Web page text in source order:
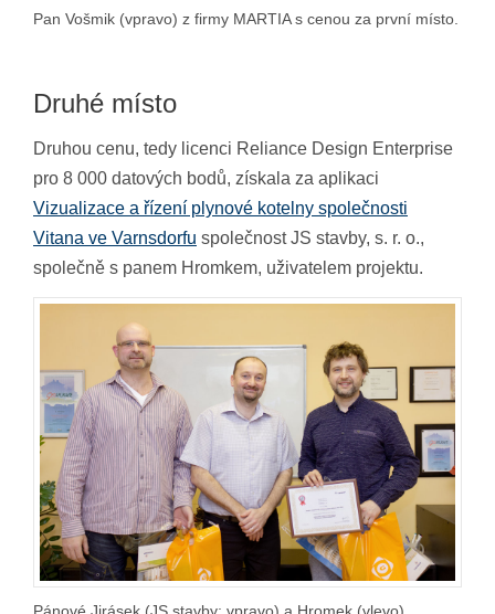
Pan Vošmik (vpravo) z firmy MARTIA s cenou za první místo.
Druhé místo
Druhou cenu, tedy licenci Reliance Design Enterprise
pro 8 000 datových bodů, získala za aplikaci
Vizualizace a řízení plynové kotelny společnosti
Vitana ve Varnsdorfu společnost JS stavby, s. r. o.,
společně s panem Hromkem, uživatelem projektu.
Pánové Jirásek (JS stavby; vpravo) a Hromek (vlevo)